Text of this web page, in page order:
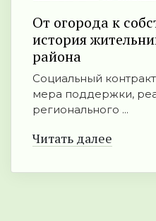
От огорода к
история
района
Социальный
мера поддержки,
регионального ...
Читать далее